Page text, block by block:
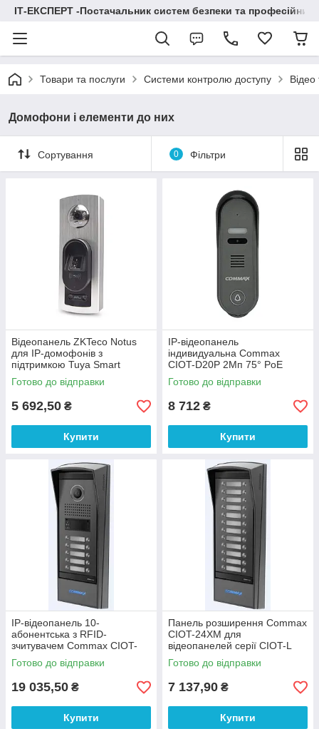
ІТ-ЕКСПЕРТ -Постачальник систем безпеки та професійних
Товари та послуги Системи контролю доступу
Домофони і елементи до них
Сортування 0 Фільтри
Відеопанель ZKTeco Notus
для IP-домофонів з
підтримкою Tuya Smart
Готово до відправки
5 692,50 ₴
Купити
IP-відеопанель
індивидуальна Commax
CIOT-D20P 2Мп 75° PoE
Готово до відправки
8 712 ₴
Купити
IP-відеопанель 10-
абонентська з RFID-
зчитувачем Commax CIOT-
L10M 2Мп 120° BLE
Готово до відправки
19 035,50 ₴
Купити
Панель розширення Commax
CIOT-24XM для
відеопанелей серії CIOT-L
(+24 абонента)
Готово до відправки
7 137,90 ₴
Купити